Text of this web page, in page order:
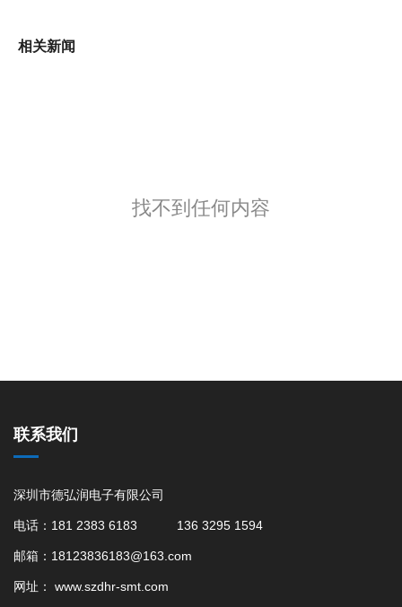
相关新闻
找不到任何内容
联系我们
深圳市德弘润电子有限公司
电话：181 2383 6183 136 3295 1594
邮箱：18123836183@163.com
网址： www.szdhr-smt.com